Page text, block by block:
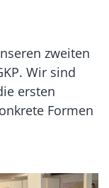
zweiten
Wir sind
ersten
Formen